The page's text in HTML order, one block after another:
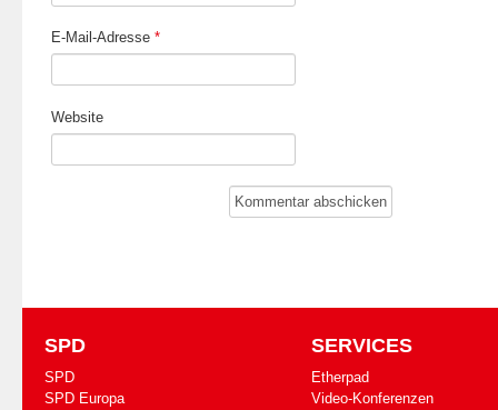
E-Mail-Adresse *
Website
SPD
SPD
SPD Europa
SERVICES
Etherpad
Video-Konferenzen